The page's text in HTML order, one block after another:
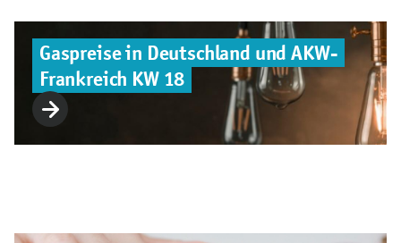
Gaspreise in Deutschland und AKW-
Frankreich KW 18